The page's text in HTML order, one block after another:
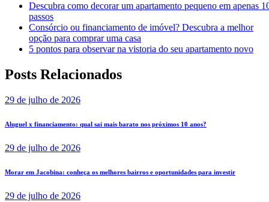
Descubra como decorar um apartamento pequeno em apenas
passos
Consórcio ou financiamento de imóvel? Descubra a melhor
opção para comprar uma casa
5 pontos para observar na vistoria do seu apartamento novo
Posts Relacionados
29 de julho de 2026
Aluguel x financiamento: qual sai mais barato nos próximos 10 anos?
29 de julho de 2026
Morar em Jacobina: conheça os melhores bairros e oportunidades para investir
29 de julho de 2026